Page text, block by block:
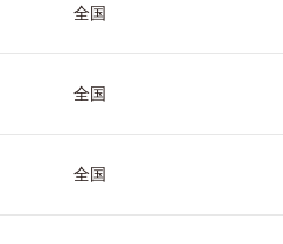
全国
全国
全国